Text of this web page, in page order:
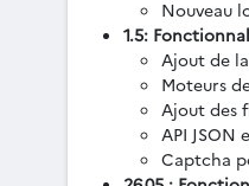
Nouveau
1.5:
Ajout de
Moteurs
Ajout des
API JSON
Captcha